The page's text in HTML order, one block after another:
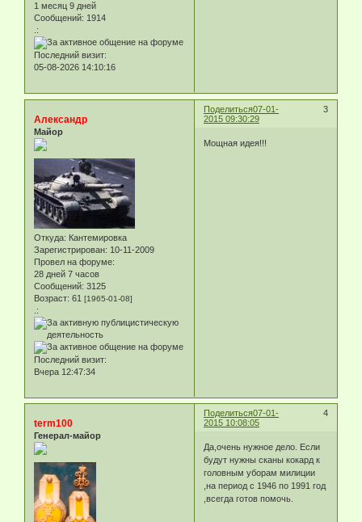
1 месяц 9 дней
Сообщений: 1914
.:
Последний визит:
05-08-2026 14:10:16
Поделиться 3
07-01-
2015 09:30:29
Александр
Майор
Откуда: Кантемировка
Зарегистрирован: 10-11-2009
Провел на форуме:
28 дней 7 часов
Сообщений: 3125
Возраст: 61 [1965-01-08]
.:
Последний визит:
Вчера 12:47:34
Мощная идея!!!
Поделиться 4
07-01-
2015 10:08:05
term100
Генерал-майор
Да,очень нужное дело. Если
будут нужны сканы кокард к
головным уборам милиции
,на период с 1946 по 1991 год
,всегда готов помочь.